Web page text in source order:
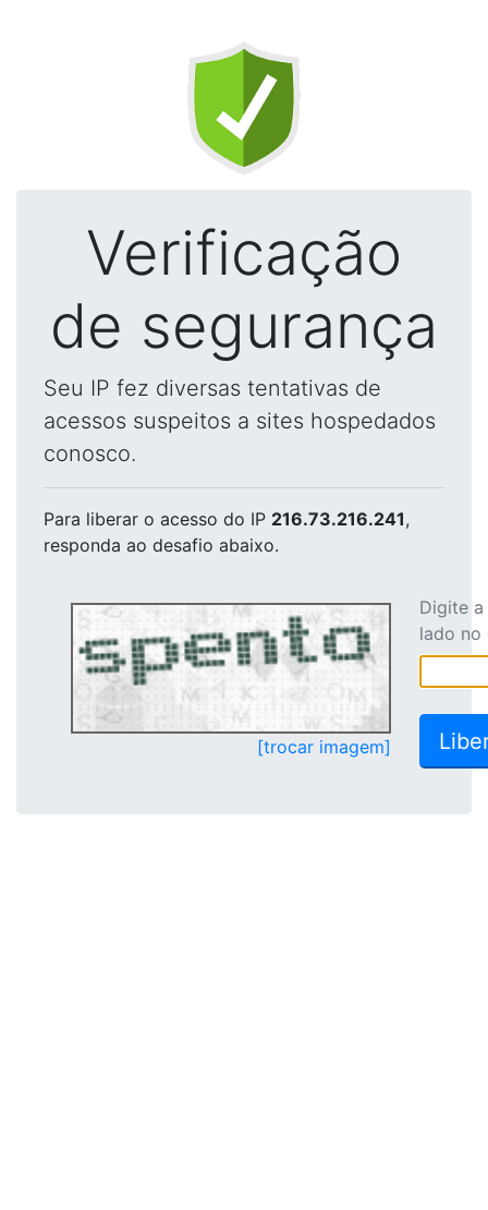
Verificação
de segurança
Seu IP fez diversas tentativas de
acessos suspeitos a sites hospedados
conosco.
Para liberar o acesso do IP 216.73.216.241,
responda ao desafio abaixo.
[trocar imagem]
Digite
lado no